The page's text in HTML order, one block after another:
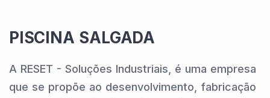
PISCINA SALGADA
A RESET - Soluções Industriais, é uma empresa
que se propõe ao desenvolvimento, fabricação